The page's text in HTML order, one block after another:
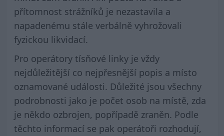
přítomnost strážníků je nezastavila a
napadenému stále verbálně vyhrožovali
fyzickou likvidací.
Pro operátory tísňové linky je vždy
nejdůležitější co nejpřesnější popis a místo
oznamované události. Důležité jsou všechny
podrobnosti jako je počet osob na místě, zda
je někdo ozbrojen, popřípadě zraněn. Podle
těchto informací se pak operátoři rozhodují,